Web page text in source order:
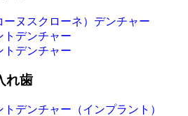
ーヌスクローネ）デンチャー
トデンチャー
トデンチャー
れ歯
デンチャー（インプラント）